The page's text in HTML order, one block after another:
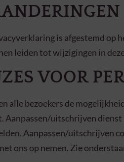
is afgestemd op
leiden tot wijzigingen in
VOOR
alle bezoekers de
Aanpassen/uitschrijven dienst
Aanpassen/uitschrijven
ons op nemen. Zie